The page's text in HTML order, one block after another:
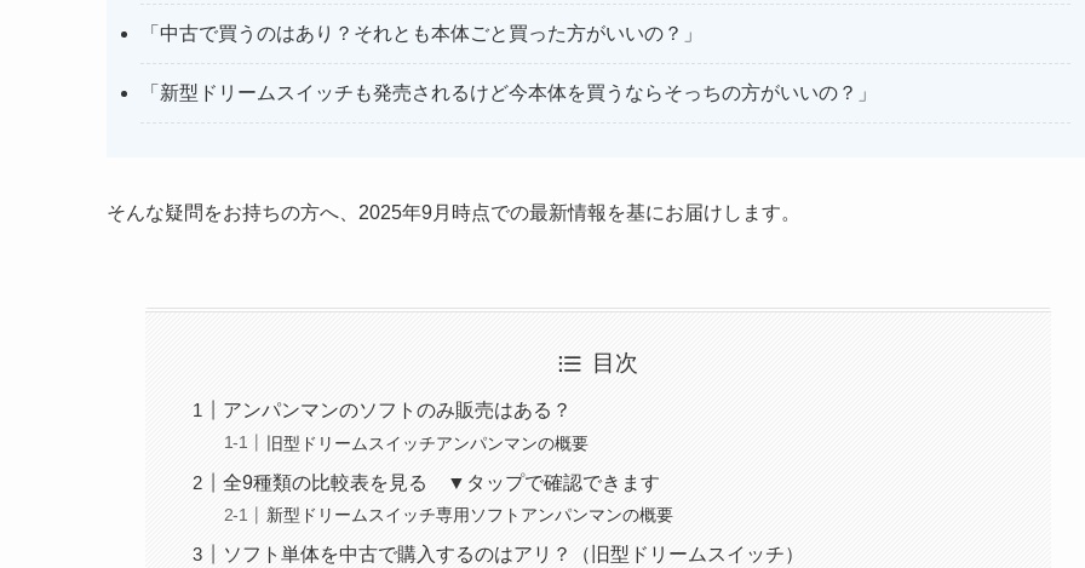
「中古で買うのはあり？それとも本体ごと買った方がいいの？」
「新型ドリームスイッチも発売されるけど今本体を買うならそっちの方がいいの？」
そんな疑問をお持ちの方へ、2025年9月時点での最新情報を基にお届けします。
目次
アンパンマンのソフトのみ販売はある？
旧型ドリームスイッチアンパンマンの概要
全9種類の比較表を見る ▼タップで確認できます
新型ドリームスイッチ専用ソフトアンパンマンの概要
ソフト単体を中古で購入するのはアリ？（旧型ドリームスイッチ）